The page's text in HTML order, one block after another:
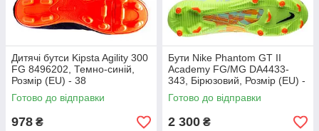
Дитячі бутси Kipsta Agility 300
FG 8496202, Темно-синій,
Розмір (EU) - 38
Готово до відправки
978 ₴
Бути Nike Phantom GT II
Academy FG/MG DA4433-
343, Бірюзовий, Розмір (EU) -
45.5
Готово до відправки
2 300 ₴